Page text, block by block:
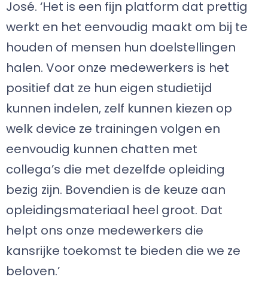
José. ‘Het is een fijn platform dat prettig
werkt en het eenvoudig maakt om bij te
houden of mensen hun doelstellingen
halen. Voor onze medewerkers is het
positief dat ze hun eigen studietijd
kunnen indelen, zelf kunnen kiezen op
welk device ze trainingen volgen en
eenvoudig kunnen chatten met
collega’s die met dezelfde opleiding
bezig zijn. Bovendien is de keuze aan
opleidingsmateriaal heel groot. Dat
helpt ons onze medewerkers die
kansrijke toekomst te bieden die we ze
beloven.’